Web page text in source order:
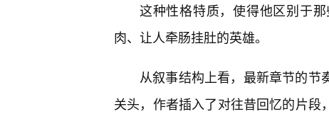
这种性格特质，使得他区别于
肉、让人牵肠挂肚的英雄。
从叙事结构上看，最新章节的节
关头，作者插入了对往昔回忆的片